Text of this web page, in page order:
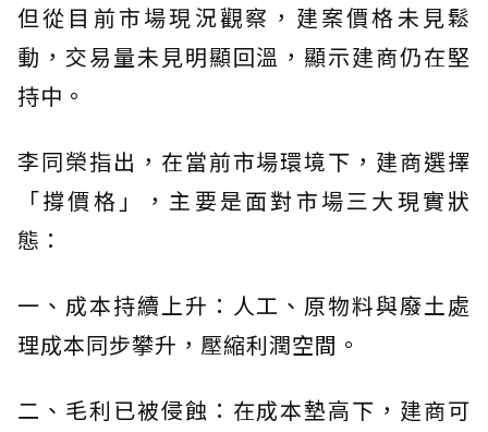
但從目前市場現況觀察，建案價格未見鬆
動，交易量未見明顯回溫，顯示建商仍在堅
持中。
李同榮指出，在當前市場環境下，建商選擇
「撐價格」，主要是面對市場三大現實狀
態：
一、成本持續上升：人工、原物料與廢土處
理成本同步攀升，壓縮利潤空間。
二、毛利已被侵蝕：在成本墊高下，建商可